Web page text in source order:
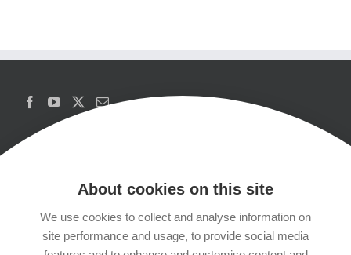
Copyrights
About cookies on this site
We use cookies to collect and analyse information on
site performance and usage, to provide social media